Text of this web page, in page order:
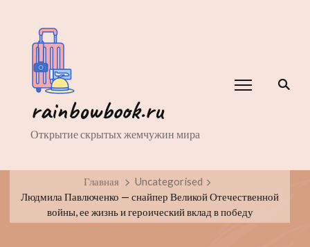
rainbowbook.ru
Открытие скрытых жемчужин мира
Главная
Uncategorised
Людмила Павлюченко — снайпер Великой Отечественной
войны, ее жизнь и героический вклад в победу